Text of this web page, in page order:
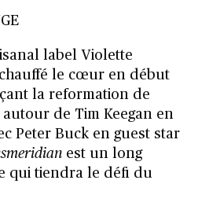
label Violette
le cœur en début
la reformation de
de Tim Keegan en
Peter Buck en guest star
est un long
qui tiendra le défi du